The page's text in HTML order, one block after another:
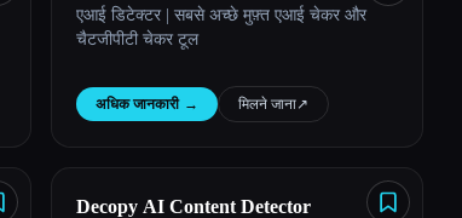
एआई डिटेक्टर | सबसे अच्छे मुफ़्त एआई चेकर और
चैटजीपीटी चेकर टूल
अधिक जानकारी → मिलने जाना↗︎
Decopy AI Content Detector